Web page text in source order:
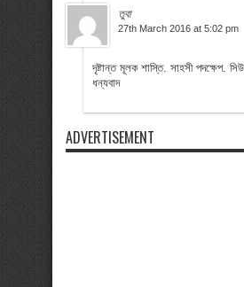
তুবা
27th March 2016 at 5:02 pm
দৃষ্টান্ত মূলক শাস্তি. সাহসী পদক্ষেপ.
ধন্যবাদ
ADVERTISEMENT